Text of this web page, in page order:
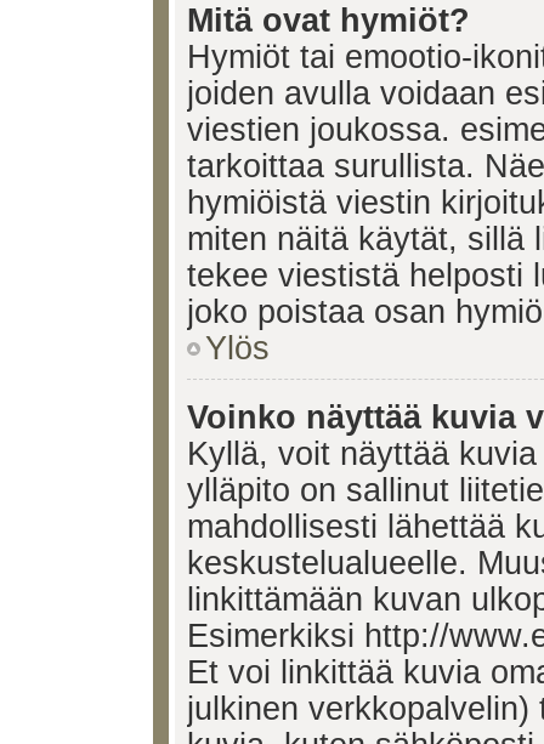
Mitä ovat hymiöt?
Hymiöt tai emootio-
joiden avulla voidaan
viestien joukossa.
tarkoittaa surullista.
hymiöistä viestin
miten näitä käytät, sillä
tekee viestistä helposti
joko poistaa osan
Ylös
Voinko näyttää kuvia
Kyllä, voit näyttää
ylläpito on sallinut
mahdollisesti lähettää
keskustelualueelle.
linkittämään kuvan
Esimerkiksi http://
Et voi linkittää kuvia
julkinen